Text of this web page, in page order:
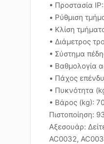
• Προστασία
• Ρύθμιση
• Κλίση
• Διάμετρος
• Σύστημα
• Βαθμολογία
• Πάχος
• Πυκνότητα
• Βάρος (kg):
Πιστοποίηση:
Αξεσουάρ:
AC0032,